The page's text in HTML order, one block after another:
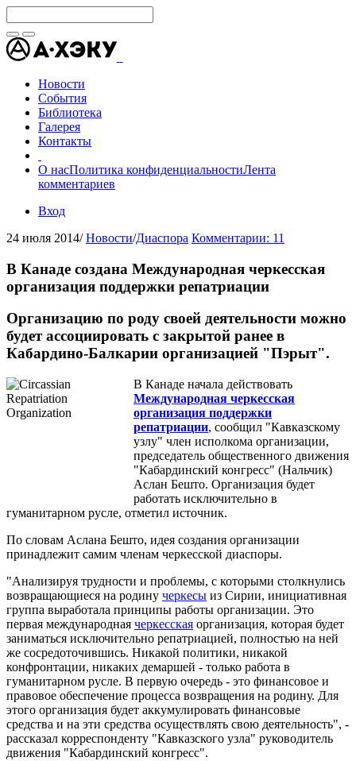
Новости
События
Библиотека
Галерея
Контакты
О насПолитика конфиденциальностиЛента
комментариев
Вход
24 июля 2014/ Новости/Диаспора Комментарии: 11
В Канаде создана Международная черкесская
организация поддержки репатриации
Организацию по роду своей деятельности можно
будет ассоциировать с закрытой ранее в
Кабардино-Балкарии организацией "Пэрыт".
В Канаде начала действовать
Международная черкесская
организация поддержки
репатриации, сообщил "Кавказскому
узлу" член исполкома организации,
председатель общественного движения
"Кабардинский конгресс" (Нальчик)
Аслан Бешто. Организация будет
работать исключительно в
гуманитарном русле, отметил источник.
По словам Аслана Бешто, идея создания организации
принадлежит самим членам черкесской диаспоры.
"Анализируя трудности и проблемы, с которыми столкнулись
возвращающиеся на родину черкесы из Сирии, инициативная
группа выработала принципы работы организации. Это
первая международная черкесская организация, которая будет
заниматься исключительно репатриацией, полностью на ней
же сосредоточившись. Никакой политики, никакой
конфронтации, никаких демаршей - только работа в
гуманитарном русле. В первую очередь - это финансовое и
правовое обеспечение процесса возвращения на родину. Для
этого организация будет аккумулировать финансовые
средства и на эти средства осуществлять свою деятельность", -
рассказал корреспонденту "Кавказского узла" руководитель
движения "Кабардинский конгресс".